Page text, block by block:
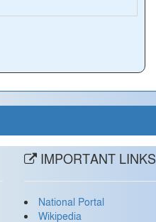
IMPORTANT LINKS
National Portal
Wikipedia